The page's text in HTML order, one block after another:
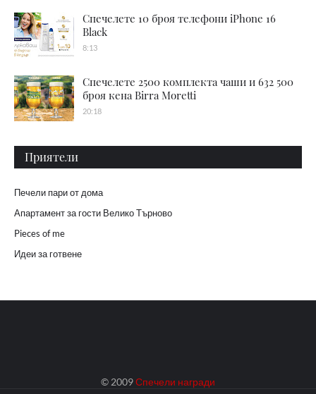
Спечелете 10 броя телефони iPhone 16
Black
8:13
Спечелете 2500 комплекта чаши и 632 500
броя кена Birra Moretti
20:18
Приятели
Печели пари от дома
Апартамент за гости Велико Търново
Pieces of me
Идеи за готвене
© 2009Спечели награди